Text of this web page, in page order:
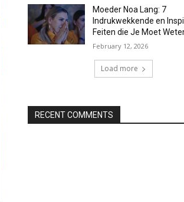
Moeder Noa Lang: 7
Indrukwekkende en
Feiten die Je Moet
February 12, 2026
Load more
RECENT COMMENTS